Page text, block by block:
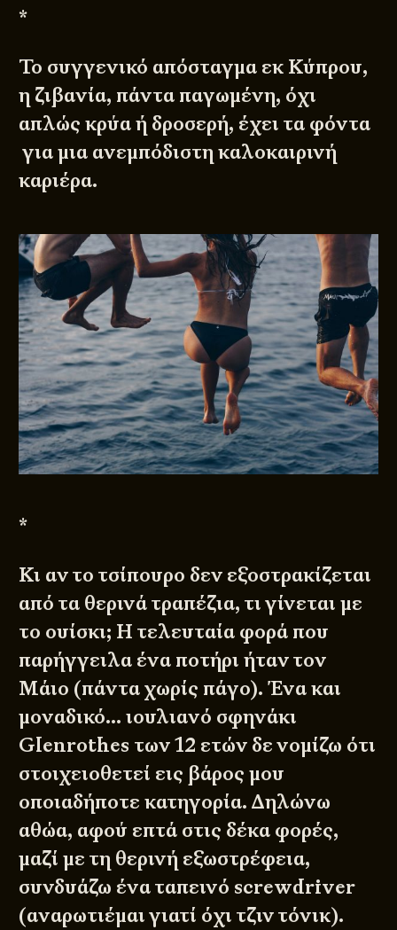
*
Το συγγενικό απόσταγμα εκ Κύπρου,
η ζιβανία, πάντα παγωμένη, όχι
απλώς κρύα ή δροσερή, έχει τα φόντα
για μια ανεμπόδιστη καλοκαιρινή
καριέρα.
*
Κι αν το τσίπουρο δεν εξοστρακίζεται
από τα θερινά τραπέζια, τι γίνεται με
το ουίσκι; Η τελευταία φορά που
παρήγγειλα ένα ποτήρι ήταν τον
Μάιο (πάντα χωρίς πάγο). Ένα και
μοναδικό… ιουλιανό σφηνάκι
Glenrothes των 12 ετών δε νομίζω ότι
στοιχειοθετεί εις βάρος μου
οποιαδήποτε κατηγορία. Δηλώνω
αθώα, αφού επτά στις δέκα φορές,
μαζί με τη θερινή εξωστρέφεια,
συνδυάζω ένα ταπεινό screwdriver
(αναρωτιέμαι γιατί όχι τζιν τόνικ).